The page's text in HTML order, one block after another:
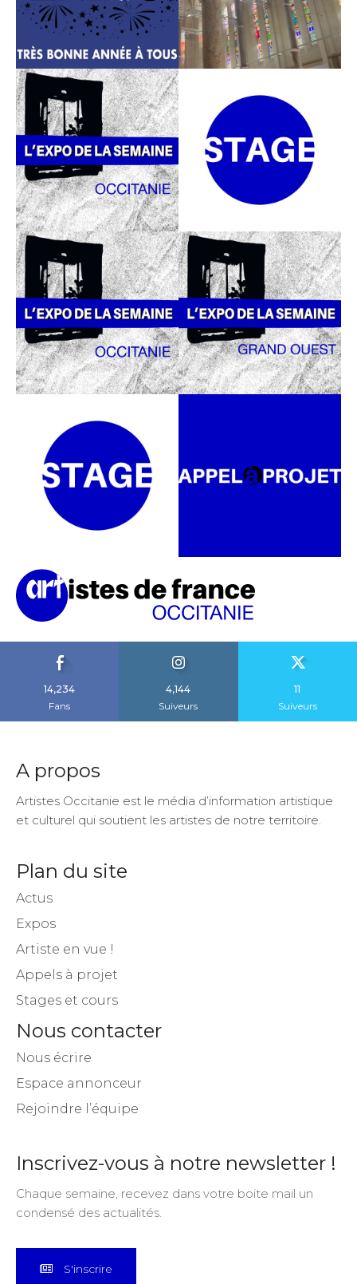
14,234
Fans
4,144
Suiveurs
11
Suiveurs
A propos
Artistes Occitanie est le média d’information artistique
et culturel qui soutient les artistes de notre territoire.
Plan du site
Actus
Expos
Artiste en vue !
Appels à projet
Stages et cours
Nous contacter
Nous écrire
Espace annonceur
Rejoindre l’équipe
Inscrivez-vous à notre newsletter !
Chaque semaine, recevez dans votre boite mail un
condensé des actualités.
S'inscrire